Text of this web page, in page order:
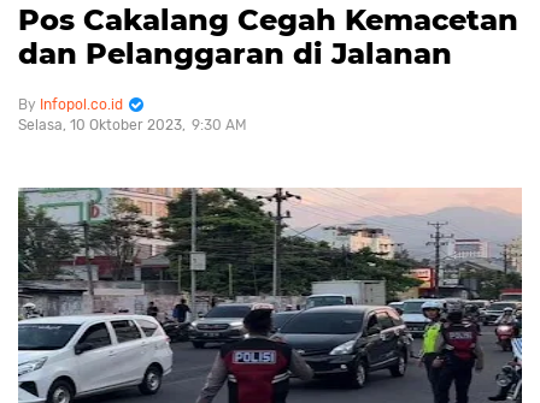
Pos Cakalang Cegah Kemacetan
dan Pelanggaran di Jalanan
Infopol.co.id
Selasa, 10 Oktober 2023 9:30 AM